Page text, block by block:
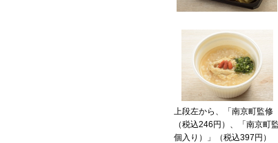
上段左から、「南京町監
（税込246円）、「南京
個入り）」（税込397円）